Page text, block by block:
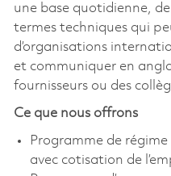
une base quotidienne,
termes techniques qui
d’organisations
et communiquer en
fournisseurs ou des
Ce que nous offrons
Programme de
avec cotisation de